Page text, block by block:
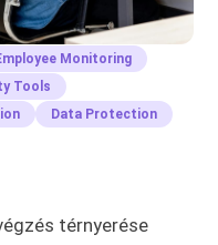
Monitoring
Tools
Data Protection
térnyerése